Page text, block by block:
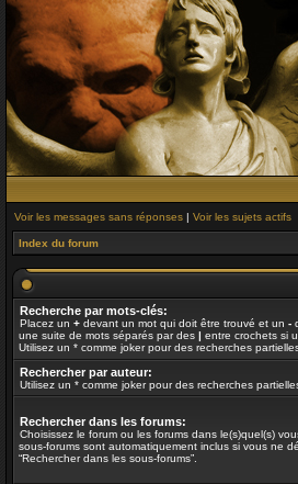
Voir les messages sans réponses | Voir les sujets actifs
Index du forum
Recherche par mots-clés:
Placez un + devant un mot qui doit être trouvé et un -
une suite de mots séparés par des | entre crochets si
Utilisez un * comme joker pour des recherches
Rechercher par auteur:
Utilisez un * comme joker pour des recherches
Rechercher dans les forums:
Choisissez le forum ou les forums dans le(s)quel(s)
sous-forums sont automatiquement inclus si vous ne
“Rechercher dans les sous-forums”.